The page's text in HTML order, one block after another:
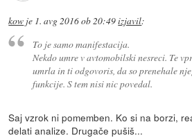
kow je 1. avg 2016 ob 20:49izjavil:
To je samo manifestacija.
Nekdo umre v avtomobilski nesreci. Te
umrla in ti odgovoris, da so prenehale
funkcije. S tem nisi nic povedal.
Saj vzrok ni pomemben. Ko si na borzi,
delati analize. Drugače pušiš...